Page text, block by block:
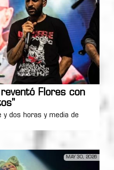
Flores con
y dos horas y media de
MAY 30, 2026